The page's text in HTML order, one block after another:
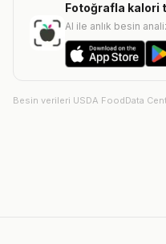
Fotoğrafla kalori
AI ile anlık besin
Besin verileri USDA FoodData